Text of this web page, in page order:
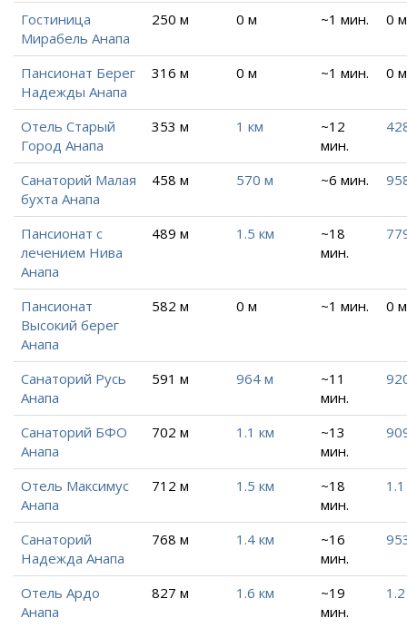
Гостиница
Мирабель Анапа
250 м 0 м ~1 мин. 0 м
Пансионат Берег
Надежды Анапа
316 м 0 м ~1 мин. 0 м
Отель Старый
Город Анапа
353 м 1 км
~12
мин.
Санаторий Малая
бухта Анапа
458 м 570 м ~6 мин.
Пансионат с
лечением Нива
Анапа
489 м 1.5 км
~18
мин.
Пансионат
Высокий берег
Анапа
582 м 0 м ~1 мин. 0 м
Санаторий Русь
Анапа
591 м 964 м
~11
мин.
Санаторий БФО
Анапа
702 м 1.1 км
~13
мин.
Отель Максимус
Анапа
712 м 1.5 км
~18
мин.
Санаторий
Надежда Анапа
768 м 1.4 км
~16
мин.
Отель Ардо
Анапа
827 м 1.6 км
~19
мин.